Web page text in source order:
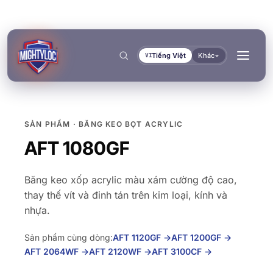
VITiếng Việt Khác
→
XÂY DỰNG & GIA CÔNG VẬN TẢI & HÀNG HẢI
TÀI LIỆU CÔNG CỤ
Tìm kiếm
SẢN PHẨM · BĂNG KEO BỌT ACRYLIC
AFT 1080GF
Băng keo xốp acrylic màu xám cường độ cao,
thay thế vít và đinh tán trên kim loại, kính và
nhựa.
Sản phẩm cùng dòng:AFT 1120GF →AFT 1200GF →
AFT 2064WF →AFT 2120WF →AFT 3100CF →